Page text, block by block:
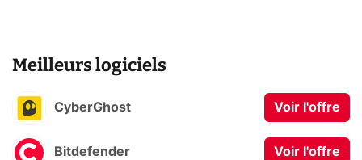
Meilleurs logiciels
CyberGhost Voir l'offre
Bitdefender Voir l'offre